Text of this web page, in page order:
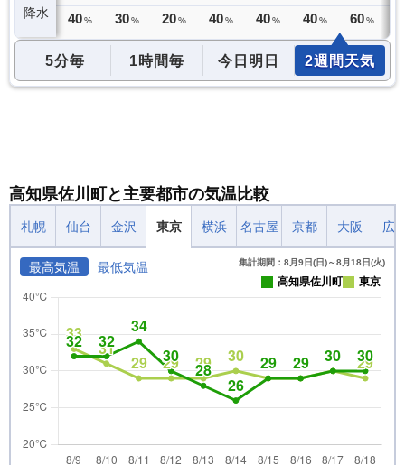
降水
0 ミリ 40 % 30 % 20 % 40 % 40 % 40 % 60 %
5分毎 1時間毎 今日明日 2週間天気
高知県佐川町と主要都市の気温比較
札幌 仙台 金沢 東京 横浜 名古屋 京都 大阪 広
最高気温 最低気温 集計期間：8月9日(日)～8月18日(火)
高知県佐川町 東京